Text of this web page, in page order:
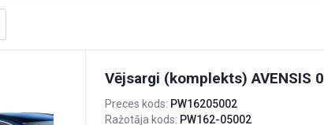
Vējsargi (komplekts) AVENSIS
Preces kods: PW16205002
Ražotāja kods: PW162-05002